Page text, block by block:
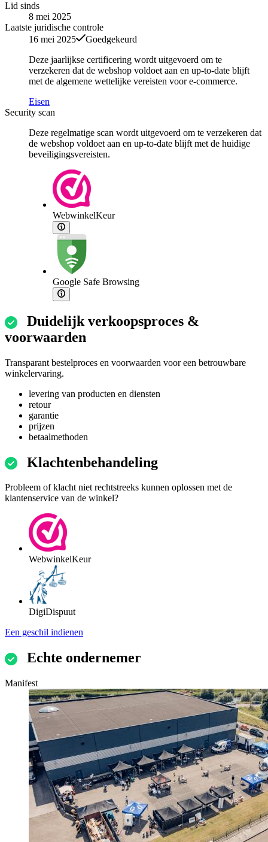
Lid sinds
8 mei 2025
Laatste juridische controle
16 mei 2025
Goedgekeurd
Deze jaarlijkse certificering wordt uitgevoerd om te
verzekeren dat de webshop voldoet aan en up-to-date blijft
met de algemene wettelijke vereisten voor e-commerce.
Eisen
Security scan
Deze regelmatige scan wordt uitgevoerd om te verzekeren dat
de webshop voldoet aan en up-to-date blijft met de huidige
beveiligingsvereisten.
WebwinkelKeur
Google Safe Browsing
Duidelijk verkoopsproces &
voorwaarden
Transparant bestelproces en voorwaarden voor een betrouwbare
winkelervaring.
levering van producten en diensten
retour
garantie
prijzen
betaalmethoden
Klachtenbehandeling
Probleem of klacht niet rechtstreeks kunnen oplossen met de
klantenservice van de winkel?
WebwinkelKeur
DigiDispuut
Een geschil indienen
Echte ondernemer
Manifest